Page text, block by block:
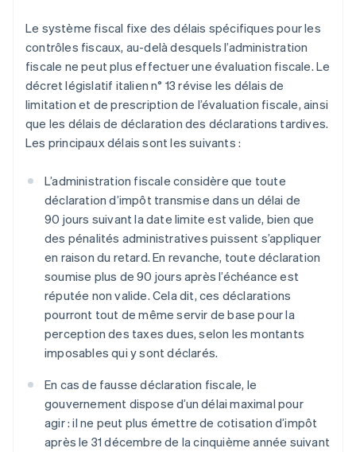
Le système fiscal fixe des délais spécifiques pour les
contrôles fiscaux, au-delà desquels l’administration
fiscale ne peut plus effectuer une évaluation fiscale. Le
décret législatif italien n° 13 révise les délais de
limitation et de prescription de l’évaluation fiscale, ainsi
que les délais de déclaration des déclarations tardives.
Les principaux délais sont les suivants :
L’administration fiscale considère que toute
déclaration d’impôt transmise dans un délai de
90 jours suivant la date limite est valide, bien que
des pénalités administratives puissent s’appliquer
en raison du retard. En revanche, toute déclaration
soumise plus de 90 jours après l’échéance est
réputée non valide. Cela dit, ces déclarations
pourront tout de même servir de base pour la
perception des taxes dues, selon les montants
imposables qui y sont déclarés.
En cas de fausse déclaration fiscale, le
gouvernement dispose d’un délai maximal pour
agir : il ne peut plus émettre de cotisation d’impôt
après le 31 décembre de la cinquième année suivant